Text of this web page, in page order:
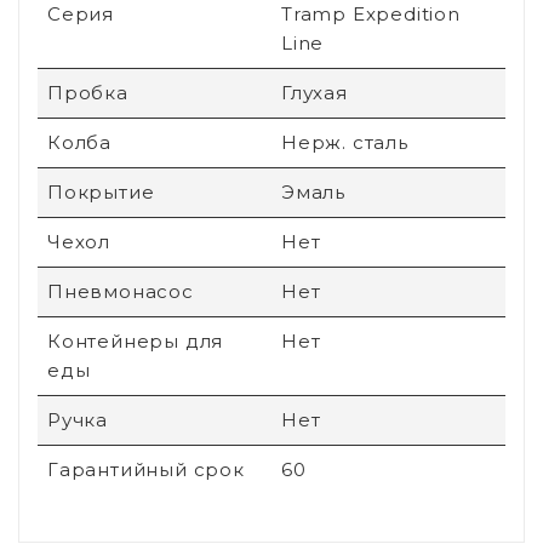
Серия
Tramp Expedition
Line
Пробка Глухая
Колба Нерж. сталь
Покрытие Эмаль
Чехол Нет
Пневмонасос Нет
Контейнеры для
еды
Нет
Ручка Нет
Гарантийный срок 60